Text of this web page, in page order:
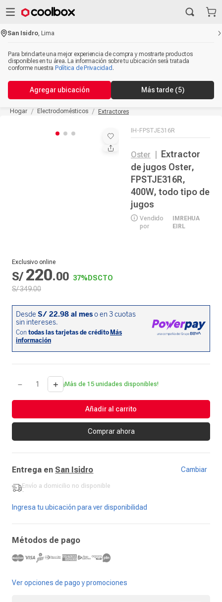
San Isidro ,Lima
Para brindarte una mejor experiencia de compra y mostrarte productos
disponibles en tu área. La información sobre tu ubicación será tratada
conforme nuestra Política de Privacidad .
Agregar ubicación Más tarde (5)
Hogar Electrodomésticos Extractores
IH-FPSTJE316R
Oster
Extractor
de jugos Oster,
FPSTJE316R,
400W, todo tipo de
jugos
Vendido
por
IMREHUA
EIRL
Exclusivo online
S/ 220.00 37% DSCTO
S/349.00
＋
－ ¡Más de 15 unidades disponibles!
Añadir al carrito
Comprar ahora
Entrega en San Isidro Cambiar
Envío a domicilio no disponible
-
Ingresa tu ubicación para ver disponibilidad
Métodos de pago
Ver opciones de pago y promociones